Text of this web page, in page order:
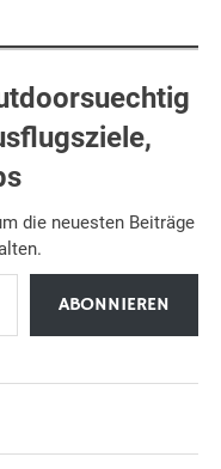
die neuesten Beiträge
ABONNIEREN